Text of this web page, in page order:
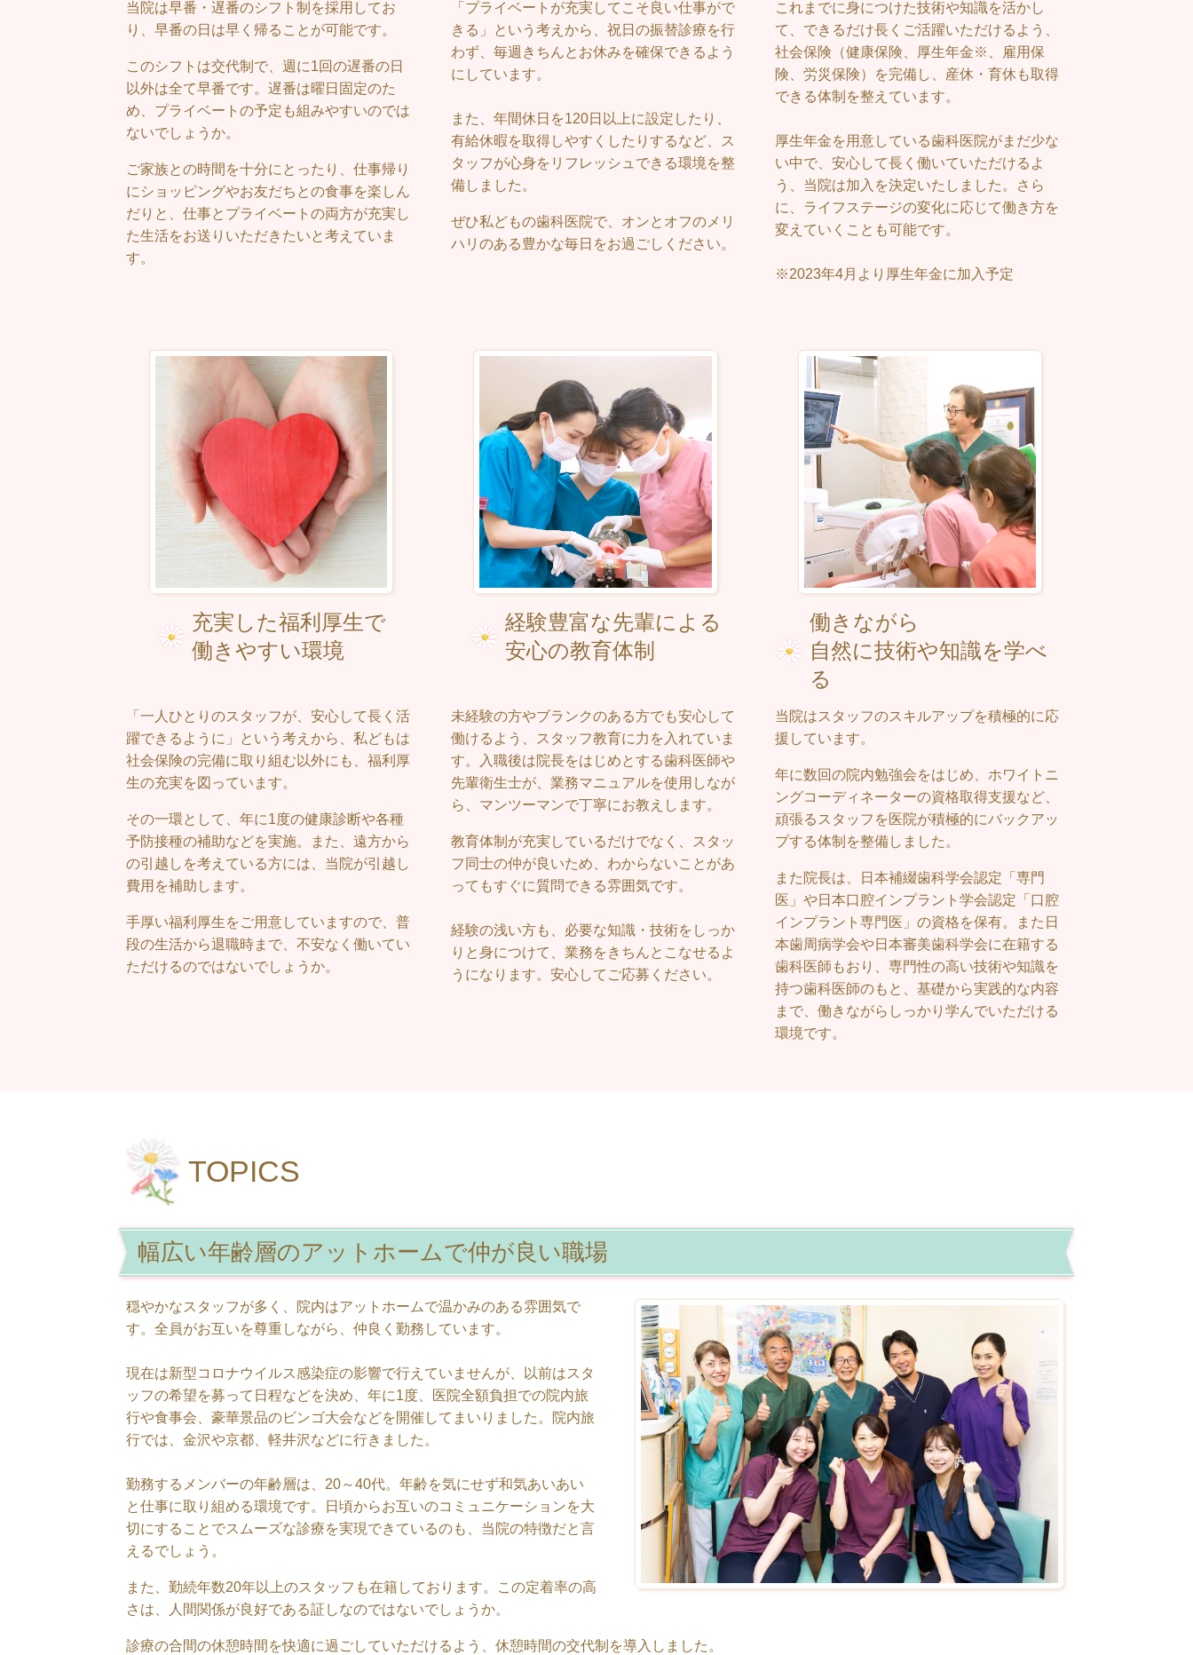
当院は早番・遅番のシフト制を採用してお
り、早番の日は早く帰ることが可能です。
このシフトは交代制で、週に1回の遅番の日
以外は全て早番です。遅番は曜日固定のた
め、プライベートの予定も組みやすいのでは
ないでしょうか。
ご家族との時間を十分にとったり、仕事帰り
にショッピングやお友だちとの食事を楽しん
だりと、仕事とプライベートの両方が充実し
た生活をお送りいただきたいと考えていま
す。
「プライベートが充実してこそ良い仕事がで
きる」という考えから、祝日の振替診療を行
わず、毎週きちんとお休みを確保できるよう
にしています。
また、年間休日を120日以上に設定したり、
有給休暇を取得しやすくしたりするなど、ス
タッフが心身をリフレッシュできる環境を整
備しました。
ぜひ私どもの歯科医院で、オンとオフのメリ
ハリのある豊かな毎日をお過ごしください。
これまでに身につけた技術や知識を活かし
て、できるだけ長くご活躍いただけるよう、
社会保険（健康保険、厚生年金※、雇用保
険、労災保険）を完備し、産休・育休も取得
できる体制を整えています。
厚生年金を用意している歯科医院がまだ少な
い中で、安心して長く働いていただけるよ
う、当院は加入を決定いたしました。さら
に、ライフステージの変化に応じて働き方を
変えていくことも可能です。
※2023年4月より厚生年金に加入予定
充実した福利厚生で
働きやすい環境
「一人ひとりのスタッフが、安心して長く活
躍できるように」という考えから、私どもは
社会保険の完備に取り組む以外にも、福利厚
生の充実を図っています。
その一環として、年に1度の健康診断や各種
予防接種の補助などを実施。また、遠方から
の引越しを考えている方には、当院が引越し
費用を補助します。
手厚い福利厚生をご用意していますので、普
段の生活から退職時まで、不安なく働いてい
ただけるのではないでしょうか。
経験豊富な先輩による
安心の教育体制
未経験の方やブランクのある方でも安心して
働けるよう、スタッフ教育に力を入れていま
す。
入職後は院長をはじめとする歯科医師や
先輩衛生士が、業務マニュアルを使用しなが
ら、マンツーマンで丁寧にお教えします。
教育体制が充実しているだけでなく、スタッ
フ同士の仲が良いため、わからないことがあ
ってもすぐに質問できる雰囲気です。
経験の浅い方も、必要な知識・技術をしっか
りと身につけて、業務をきちんとこなせるよ
うになります。安心してご応募ください。
働きながら
自然に技術や知識を学べ
る
当院はスタッフのスキルアップを積極的に応
援しています。
年に数回の院内勉強会をはじめ、ホワイトニ
ングコーディネーターの資格取得支援など、
頑張るスタッフを医院が積極的にバックアッ
プする体制を整備しました。
また院長は、日本補綴歯科学会認定「専門
医」や日本口腔インプラント学会認定「口腔
インプラント専門医」の資格を保有。また日
本歯周病学会や日本審美歯科学会に在籍する
歯科医師もおり、専門性の高い技術や知識を
持つ歯科医師のもと、基礎から実践的な内容
まで、働きながらしっかり学んでいただける
環境です。
TOPICS
幅広い年齢層のアットホームで仲が良い職場
穏やかなスタッフが多く、院内はアットホームで温かみのある雰囲気で
す。全員がお互いを尊重しながら、仲良く勤務しています。
現在は新型コロナウイルス感染症の影響で行えていませんが、以前はスタ
ッフの希望を募って日程などを決め、年に1度、医院全額負担での院内旅
行や食事会、豪華景品のビンゴ大会などを開催してまいりました。院内旅
行では、金沢や京都、軽井沢などに行きました。
勤務するメンバーの年齢層は、20～40代。年齢を気にせず和気あいあい
と仕事に取り組める環境です。日頃からお互いのコミュニケーションを大
切にすることでスムーズな診療を実現できているのも、当院の特徴だと言
えるでしょう。
また、勤続年数20年以上のスタッフも在籍しております。この定着率の高
さは、人間関係が良好である証しなのではないでしょうか。
診療の合間の休憩時間を快適に過ごしていただけるよう、休憩時間の交代制を導入しました。